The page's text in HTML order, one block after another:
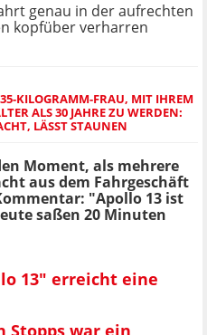
genau in der aufrechten
kopfüber verharren
KILOGRAMM-FRAU, MIT IHREM
ALS 30 JAHRE ZU WERDEN:
LÄSST STAUNEN
Moment, als mehrere
aus dem Fahrgeschäft
"Apollo 13 ist
saßen 20 Minuten
13" erreicht eine
Stopps war ein